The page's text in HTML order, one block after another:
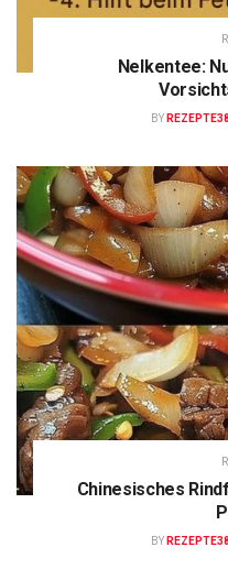
Nelkentee:
BY REZEPTE38
Chinesisches
BY REZEPTE38